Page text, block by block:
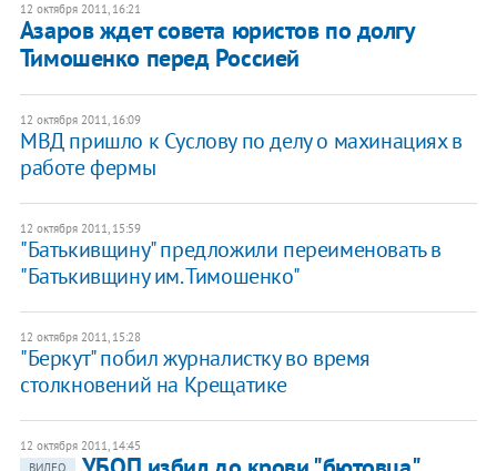
12 октября 2011, 16:21
Азаров ждет совета юристов по долгу
Тимошенко перед Россией
12 октября 2011, 16:09
МВД пришло к Суслову по делу о махинациях в
работе фермы
12 октября 2011, 15:59
"Батькивщину" предложили переименовать в
"Батькивщину им. Тимошенко"
12 октября 2011, 15:28
"Беркут" побил журналистку во время
столкновений на Крещатике
12 октября 2011, 14:45